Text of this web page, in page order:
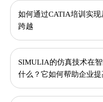
如何通过CATIA培训实
跨越
SIMULIA的仿真技术在
什么？它如何帮助企业